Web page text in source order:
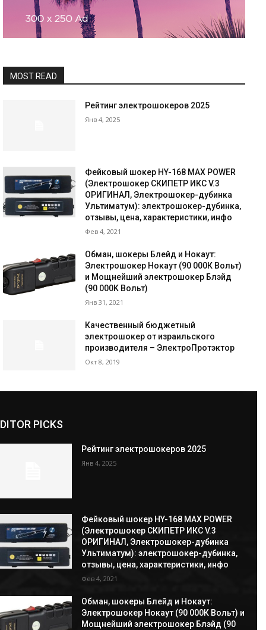
MOST READ
Рейтинг электрошокеров 2025
Янв 4, 2025
Фейковый шокер HY-168 MAX POWER
(Электрошокер СКИПЕТР ИКС V.3
ОРИГИНАЛ, Электрошокер-дубинка
Ультиматум): электрошокер-дубинка,
отзывы, цена, характеристики, инфо
Фев 4, 2021
Обман, шокеры Блейд и Нокаут:
Электрошокер Нокаут (90 000К Вольт)
и Мощнейший электрошокер Блэйд
(90 000K Вольт)
Янв 31, 2021
Качественный бюджетный
электрошокер от израильского
производителя – ЭлектроПротэктор
Окт 8, 2019
PICKS
Рейтинг электрошокеров 2025
Янв 4, 2025
Фейковый шокер HY-168 MAX POWER
(Электрошокер СКИПЕТР ИКС V.3
ОРИГИНАЛ, Электрошокер-дубинка
Ультиматум): электрошокер-дубинка,
отзывы, цена, характеристики, инфо
Фев 4, 2021
Обман, шокеры Блейд и Нокаут:
Электрошокер Нокаут (90 000К Вольт) и
Мощнейший электрошокер Блэйд (90